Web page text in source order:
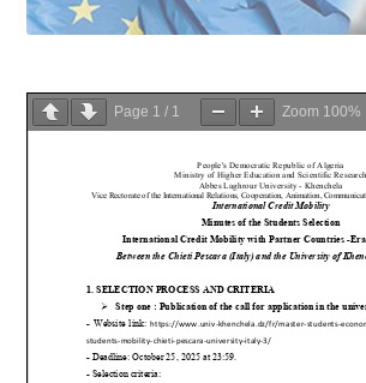
Page 1 / 1 Zoom 100%